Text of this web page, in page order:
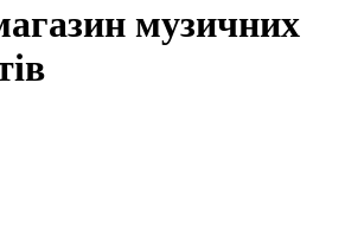
музичних